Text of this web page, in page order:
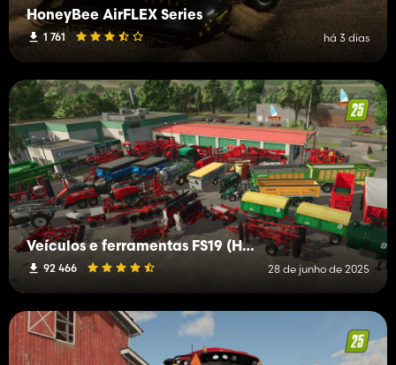
HoneyBee AirFLEX Series
1 761 há 3 dias
Veículos e ferramentas FS19 (H-K)
92 466 28 de junho de 2025